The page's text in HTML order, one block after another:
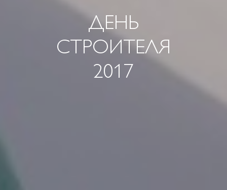
ДЕНЬ
СТРОИТЕЛЯ
2017